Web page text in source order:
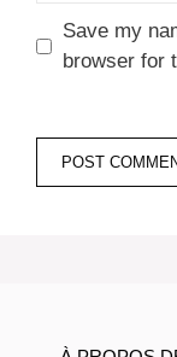
Save my
browser for